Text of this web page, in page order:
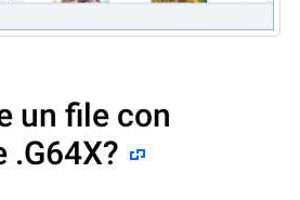
un file con
.G64X?